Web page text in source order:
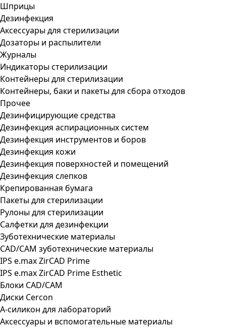
Шприцы
Дезинфекция
Аксессуары для стерилизации
Дозаторы и распылители
Журналы
Индикаторы стерилизации
Контейнеры для стерилизации
Контейнеры, баки и пакеты для сбора отходов
Прочее
Дезинфицирующие средства
Дезинфекция аспирационных систем
Дезинфекция инструментов и боров
Дезинфекция кожи
Дезинфекция поверхностей и помещений
Дезинфекция слепков
Крепированная бумага
Пакеты для стерилизации
Рулоны для стерилизации
Салфетки для дезинфекции
Зуботехнические материалы
CAD/CAM зуботехнические материалы
IPS e.max ZirCAD Prime
IPS e.max ZirCAD Prime Esthetic
Блоки CAD/CAM
Диски Cercon
А-силикон для лабораторий
Аксессуары и вспомогательные материалы